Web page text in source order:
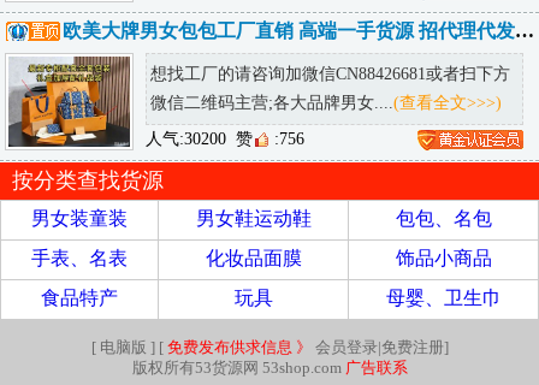
欧美大牌男女包包工厂直销 高端一手货源 招代理代发包邮 可发海外
想找工厂的请咨询加微信CN88426681或者扫下方
微信二维码主营;各大品牌男女.... (查看全文>>>)
人气:30200 赞 :756
按分类查找货源
男女装童装 男女鞋运动鞋
包包、名包
手表、名表
化妆品面膜
饰品小商品
食品特产
玩具 母婴、卫生巾
[ 电脑版 ] [ 免费发布供求信息 》 会员登录|免费注册]
版权所有53货源网 53shop.com 广告联系